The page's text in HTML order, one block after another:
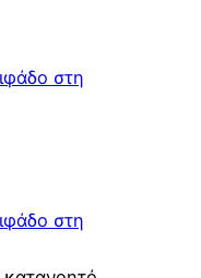
στη
στη